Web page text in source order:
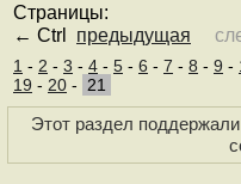
Страницы:
← Ctrl предыдущая
1 - 2 - 3 - 4 - 5 - 6 - 7 - 8 - 9 -
19 - 20 - 21
Этот раздел